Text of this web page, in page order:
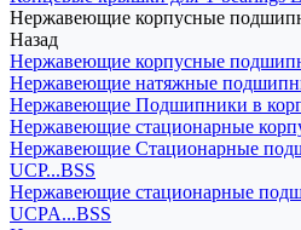
Нержавеющие корпусные
Назад
Нержавеющие корпусные
Нержавеющие натяжные
Нержавеющие Подшипники в
Нержавеющие стационарные
Нержавеющие Стационарные
UCP...BSS
Нержавеющие стационарные
UCPA...BSS